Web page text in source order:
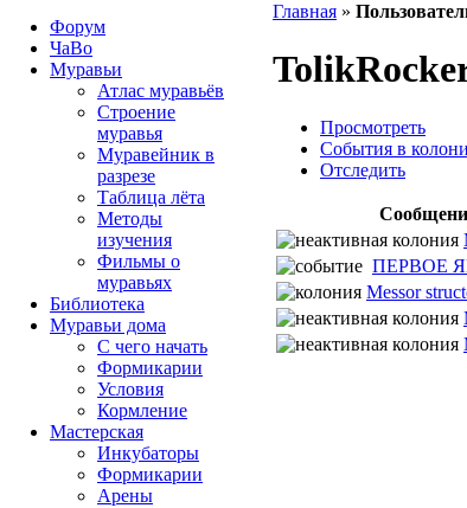
Главная »
Просмотреть
События в
Отследить
ПЕРВОЕ
Messor
Форум
ЧаВо
Муравьи
Атлас муравьёв
Строение
муравья
Муравейник в
разрезе
Таблица лёта
Методы
изучения
Фильмы о
муравьях
Библиотека
Муравьи дома
С чего начать
Формикарии
Условия
Кормление
Мастерская
Инкубаторы
Формикарии
Арены